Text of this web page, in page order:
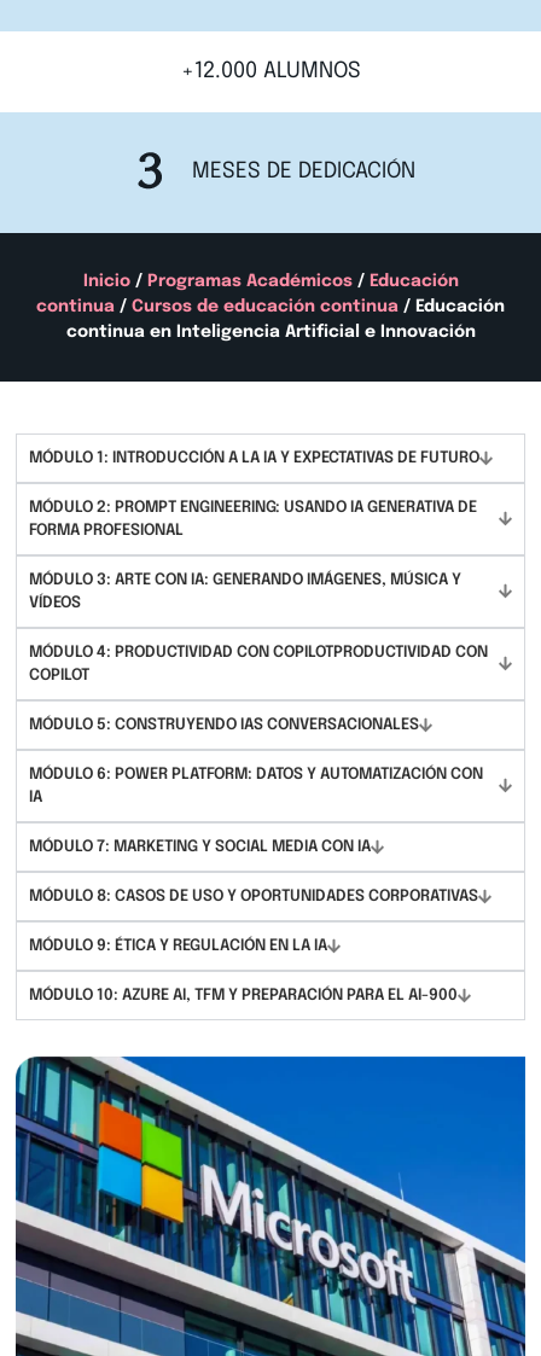
+12.000 ALUMNOS
MESES DE DEDICACIÓN
Inicio/ Programas Académicos/ Educación
continua / Cursos de educación continua / Educación
continua en Inteligencia Artificial e Innovación
MÓDULO 1: INTRODUCCIÓN A LA IA Y EXPECTATIVAS DE FUTURO
MÓDULO 2: PROMPT ENGINEERING: USANDO IA GENERATIVA DE
FORMA PROFESIONAL
MÓDULO 3: ARTE CON IA: GENERANDO IMÁGENES, MÚSICA Y
VÍDEOS
MÓDULO 4: PRODUCTIVIDAD CON COPILOTPRODUCTIVIDAD CON
COPILOT
MÓDULO 5: CONSTRUYENDO IAS CONVERSACIONALES
MÓDULO 6: POWER PLATFORM: DATOS Y AUTOMATIZACIÓN CON
IA
MÓDULO 7: MARKETING Y SOCIAL MEDIA CON IA
MÓDULO 8: CASOS DE USO Y OPORTUNIDADES CORPORATIVAS
MÓDULO 9: ÉTICA Y REGULACIÓN EN LA IA
MÓDULO 10: AZURE AI, TFM Y PREPARACIÓN PARA EL AI-900